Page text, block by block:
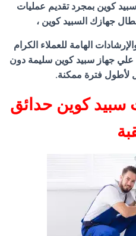
كوين بمجرد تقديم عمليات
جهازك السبيد كوين ،
الهامة للعملاء الكرام
علي جهاز سبيد كوين سليمة دون
لأطول فترة ممكنة.
سبيد كوين حدائق